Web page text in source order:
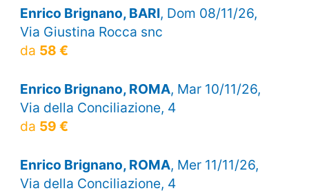
Enrico Brignano, BARI, Dom 08/11/26,
Via Giustina Rocca snc
da 58 €
Enrico Brignano, ROMA, Mar 10/11/26,
Via della Conciliazione, 4
da 59 €
Enrico Brignano, ROMA, Mer 11/11/26,
Via della Conciliazione, 4